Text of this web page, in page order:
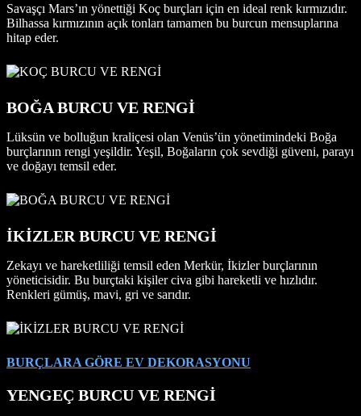
Savaşçı Mars’ın yönettiği Koç burçları için en ideal renk kırmızıdır.
Bilhassa kırmızının açık tonları tamamen bu burcun mensuplarına
hitap eder.
BOĞA BURCU VE RENGİ
Lüksün ve bolluğun kraliçesi olan Venüs’ün yönetimindeki Boğa
burçlarının rengi yeşildir. Yeşil, Boğaların çok sevdiği güveni, parayı
ve doğayı temsil eder.
İKİZLER BURCU VE RENGİ
Zekayı ve hareketliliği temsil eden Merkür, İkizler burçlarının
yöneticisidir. Bu burçtaki kişiler civa gibi hareketli ve hızlıdır.
Renkleri gümüş, mavi, gri ve sarıdır.
BURÇLARA GÖRE EV DEKORASYONU
YENGEÇ BURCU VE RENGİ